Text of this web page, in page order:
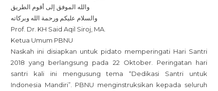
والله الموفق إلى أقوم الطريق
والسلام عليكم ورحمة الله وبركاته
Prof. Dr. KH Said Aqil Siroj, MA.
Ketua Umum PBNU
Naskah ini disiapkan untuk pidato memperingati Hari Santri
2018 yang berlangsung pada 22 Oktober. Peringatan hari
santri kali ini mengusung tema “Dedikasi Santri untuk
Indonesia Mandiri”. PBNU menginstruksikan kepada seluruh